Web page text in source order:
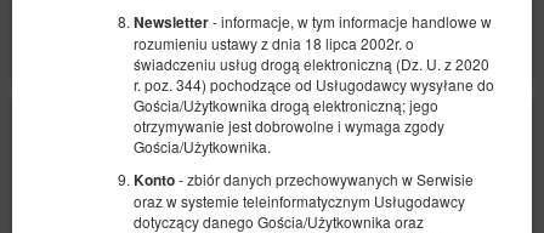
Newsletter- informacje, w tym informacje handlowe w
rozumieniu ustawy z dnia 18 lipca 2002r. o
świadczeniu usług drogą elektroniczną (Dz. U. z 2020
r. poz. 344) pochodzące od Usługodawcy wysyłane do
Gościa/Użytkownika drogą elektroniczną; jego
otrzymywanie jest dobrowolne i wymaga zgody
Gościa/Użytkownika.
Konto- zbiór danych przechowywanych w Serwisie
oraz w systemie teleinformatycznym Usługodawcy
dotyczący danego Gościa/Użytkownika oraz
Pokaż oferty